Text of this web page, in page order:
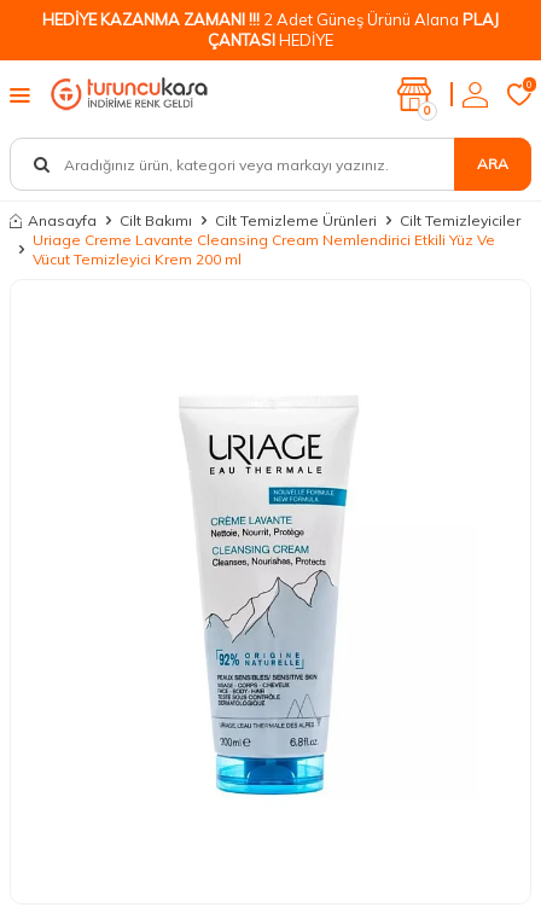
HEDİYE KAZANMA ZAMANI !!! 2 Adet Güneş Ürünü Alana PLAJ
ÇANTASIHEDİYE
ARA
0
0
Anasayfa Cilt Bakımı Cilt Temizleme Ürünleri
Cilt Temizleyiciler
Uriage Creme Lavante Cleansing Cream Nemlendirici Etkili Yüz Ve
Vücut Temizleyici Krem 200 ml